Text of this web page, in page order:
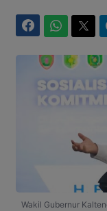
Wakil Gubernur